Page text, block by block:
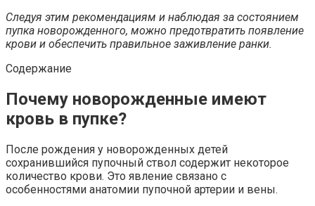
Следуя этим рекомендациям и наблюдая за состоянием
пупка новорожденного, можно предотвратить появление
крови и обеспечить правильное заживление ранки.
Содержание
Почему новорожденные имеют
кровь в пупке?
После рождения у новорожденных детей
сохранившийся пупочный ствол содержит некоторое
количество крови. Это явление связано с
особенностями анатомии пупочной артерии и вены.